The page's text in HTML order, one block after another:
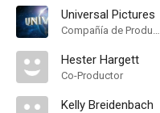
Universal Pictures
Compañía de Produccion
Hester Hargett
Co-Productor
Kelly Breidenbach